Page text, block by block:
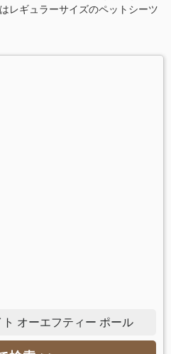
レギュラーサイズのペットシーツ
オーエフティー ポール